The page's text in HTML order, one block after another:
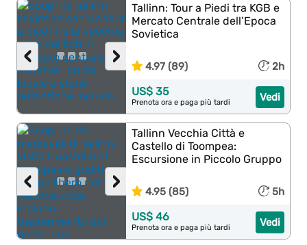
›
‹
Tallinn: Tour a Piedi tra KGB e
Mercato Centrale dell’Epoca
Sovietica
4.97 (89) 2h
Vedi
US$ 35
Prenota ora e paga più tardi
›
‹
Tallinn Vecchia Città e
Castello di Toompea:
Escursione in Piccolo Gruppo
4.95 (85) 5h
Vedi
US$ 46
Prenota ora e paga più tardi